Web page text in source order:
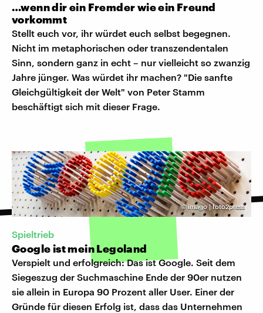
…wenn dir ein Fremder wie ein Freund
vorkommt
Stellt euch vor, ihr würdet euch selbst begegnen.
Nicht im metaphorischen oder transzendentalen
Sinn, sondern ganz in echt – nur vielleicht so zwanzig
Jahre jünger. Was würdet ihr machen? "Die sanfte
Gleichgültigkeit der Welt" von Peter Stamm
beschäftigt sich mit dieser Frage.
©imago | foto2press
Spieltrieb
Google ist mein Legoland
Verspielt und erfolgreich: Das ist Google. Seit dem
Siegeszug der Suchmaschine Ende der 90er nutzen
sie allein in Europa 90 Prozent aller User. Einer der
Gründe für diesen Erfolg ist, dass das Unternehmen